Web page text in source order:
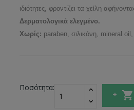
ιδιότητες, φροντίζει τα χείλη
Δερματολογικά ελεγμένο.
Χωρίς: paraben, σιλικόνη, mineral
Ποσότητα:
